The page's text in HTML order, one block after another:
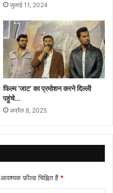
जुलाई 11, 2024
फिल्म ‘जाट’ का प्रमोशन करने दिल्ली
पहुंचे…
अप्रैल 8, 2025
आवश्यक फ़ील्ड चिह्नित हैं *